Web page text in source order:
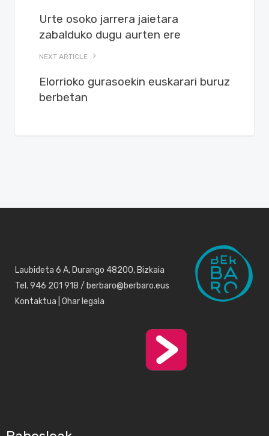
Urte osoko jarrera jaietara
zabalduko dugu aurten ere
NEXT ARTICLE
Elorrioko gurasoekin euskarari buruz
berbetan
Laubideta 6 A, Durango 48200, Bizkaia
Tel. 946 201 918 / berbaro@berbaro.eus
Kontaktua Ohar legala